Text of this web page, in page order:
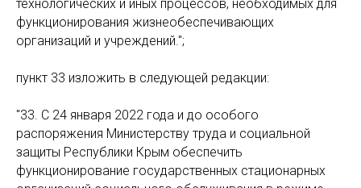
технологических и иных процессов, необходимых для
функционирования жизнеобеспечивающих
организаций и учреждений.";
пункт 33 изложить в следующей редакции:
"33. С 24 января 2022 года и до особого
распоряжения Министерству труда и социальной
защиты Республики Крым обеспечить
функционирование государственных стационарных